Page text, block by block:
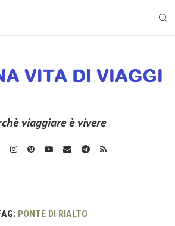
viaggiare è vivere
PONTE DI RIALTO